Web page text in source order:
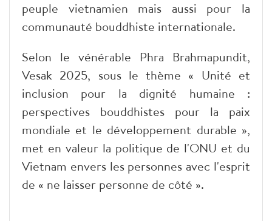
peuple vietnamien mais aussi pour la
communauté bouddhiste internationale.
Selon le vénérable Phra Brahmapundit,
Vesak 2025, sous le thème « Unité et
inclusion pour la dignité humaine :
perspectives bouddhistes pour la paix
mondiale et le développement durable »,
met en valeur la politique de l'ONU et du
Vietnam envers les personnes avec l'esprit
de « ne laisser personne de côté ».